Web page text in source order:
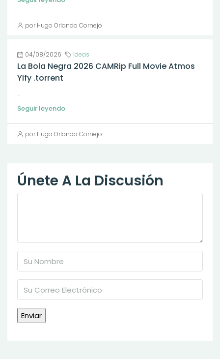
por Hugo Orlando Cornejo
04/08/2026 Ideas
La Bola Negra 2026 CAMRip Full Movie Atmos
Yify .torrent
...
Seguir leyendo
por Hugo Orlando Cornejo
Únete A La Discusión